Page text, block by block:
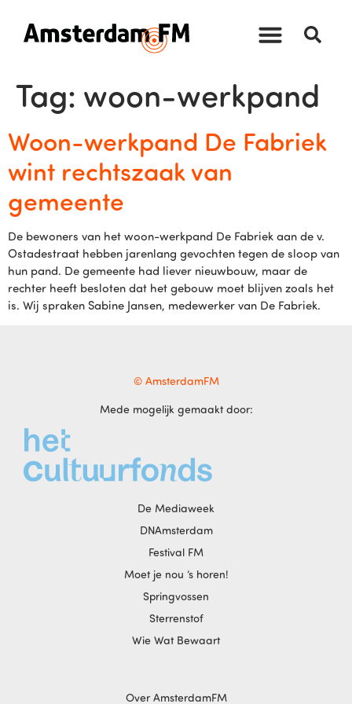
Tag: woon-werkpand
Woon-werkpand De Fabriek
wint rechtszaak van
gemeente
De bewoners van het woon-werkpand De Fabriek aan de v.
Ostadestraat hebben jarenlang gevochten tegen de sloop van
hun pand. De gemeente had liever nieuwbouw, maar de
rechter heeft besloten dat het gebouw moet blijven zoals het
is. Wij spraken Sabine Jansen, medewerker van De Fabriek.
© AmsterdamFM
Mede mogelijk gemaakt door:
De Mediaweek
DNAmsterdam
Festival FM
Moet je nou ‘s horen!
Springvossen
Sterrenstof
Wie Wat Bewaart
Over AmsterdamFM